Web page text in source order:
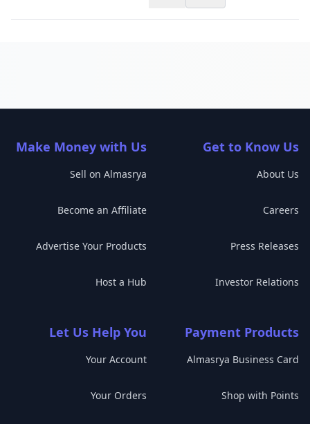
Get to Know Us
About Us
Careers
Press Releases
Investor Relations
Make Money with Us
Sell on Almasrya
Become an Affiliate
Advertise Your Products
Host a Hub
Payment Products
Almasrya Business Card
Shop with Points
Let Us Help You
Your Account
Your Orders